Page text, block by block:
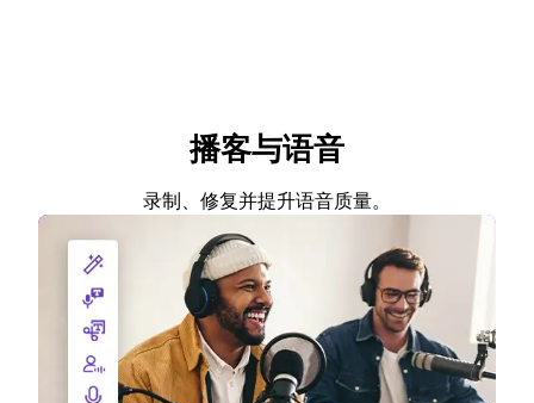
播客与语音
录制、修复并提升语音质量。